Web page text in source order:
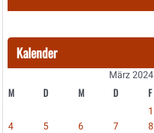
Kalender
März 2024
M D M D F
1
4
5 6 7 8